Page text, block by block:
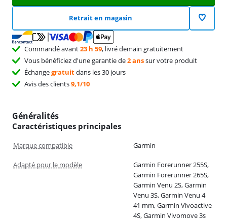
Retrait en magasin
Commandé avant23 h 59, livré demain gratuitement
Vous bénéficiez d'une garantie de2 anssur votre produit
Échangegratuitdans les 30 jours
Avis des clients9,1/10
Généralités
Caractéristiques principales
Marque compatible Garmin
Adapté pour le modèle
Garmin Forerunner 255S,
Garmin Forerunner 265S,
Garmin Venu 2S, Garmin
Venu 3S, Garmin Venu 4
41 mm, Garmin Vivoactive
4S, Garmin Vivomove 3s